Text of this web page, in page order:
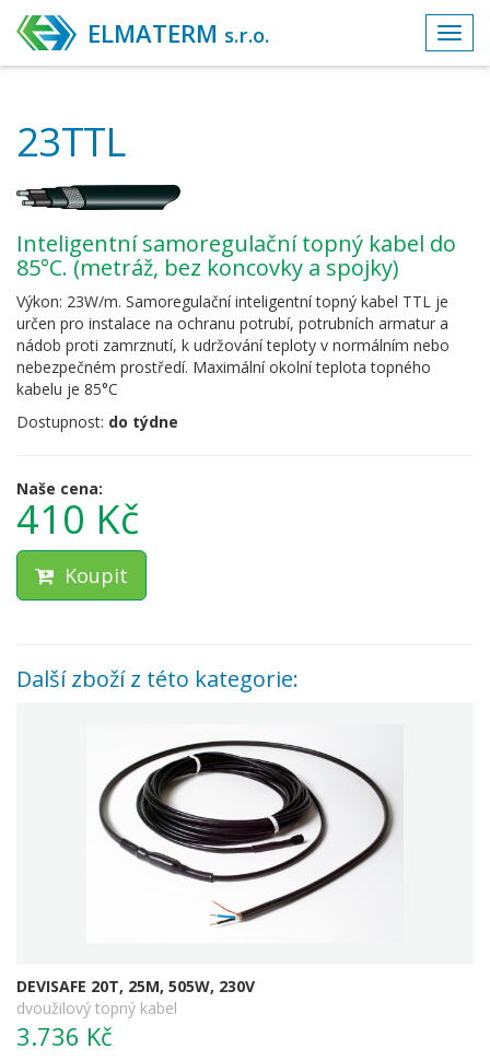
ELMATERM s.r.o.
23TTL
Inteligentní samoregulační topný kabel do
85°C. (metráž, bez koncovky a spojky)
Výkon: 23W/m. Samoregulační inteligentní topný kabel TTL je
určen pro instalace na ochranu potrubí, potrubních armatur a
nádob proti zamrznutí, k udržování teploty v normálním nebo
nebezpečném prostředí. Maximální okolní teplota topného
kabelu je 85°C
Dostupnost: do týdne
Naše cena:
410 Kč
Koupit
Další zboží z této kategorie:
DEVISAFE 20T, 25M, 505W, 230V
dvoužilový topný kabel
3.736 Kč